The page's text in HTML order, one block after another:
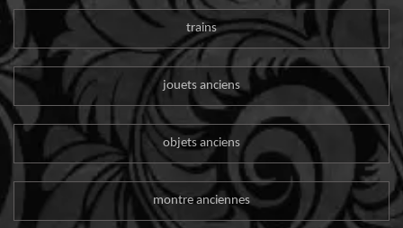
trains
jouets anciens
objets anciens
montre anciennes